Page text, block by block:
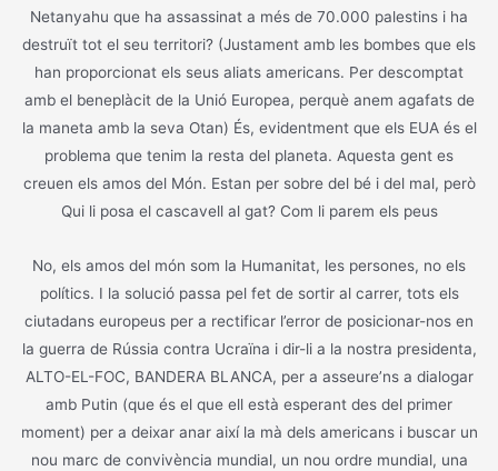
Netanyahu que ha assassinat a més de 70.000 palestins i ha
destruït tot el seu territori? (Justament amb les bombes que els
han proporcionat els seus aliats americans. Per descomptat
amb el beneplàcit de la Unió Europea, perquè anem agafats de
la maneta amb la seva Otan) És, evidentment que els EUA és el
problema que tenim la resta del planeta. Aquesta gent es
creuen els amos del Món. Estan per sobre del bé i del mal, però
Qui li posa el cascavell al gat? Com li parem els peus
No, els amos del món som la Humanitat, les persones, no els
polítics. I la solució passa pel fet de sortir al carrer, tots els
ciutadans europeus per a rectificar l’error de posicionar-nos en
la guerra de Rússia contra Ucraïna i dir-li a la nostra presidenta,
ALTO-EL-FOC, BANDERA BLANCA, per a asseure’ns a dialogar
amb Putin (que és el que ell està esperant des del primer
moment) per a deixar anar així la mà dels americans i buscar un
nou marc de convivència mundial, un nou ordre mundial, una